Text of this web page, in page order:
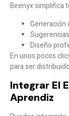
Beenyx simplifica
Generación
Diseño
En unos pocos
para ser
Integrar El
Aprendiz